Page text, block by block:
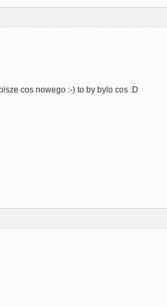
cos nowego :-) to by bylo cos :D